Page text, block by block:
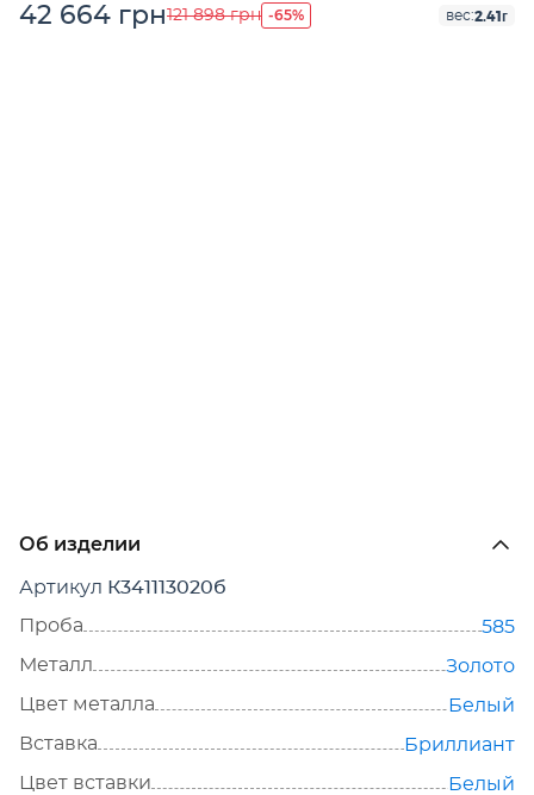
Об изделии
Артикул К341113020б
Проба
585
Металл
Золото
Цвет металла
Белый
Вставка
Бриллиант
Цвет вставки
Белый
42 664 грн121 898 грн -65% вес:2.41г